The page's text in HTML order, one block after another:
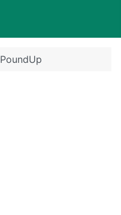
PoundUp